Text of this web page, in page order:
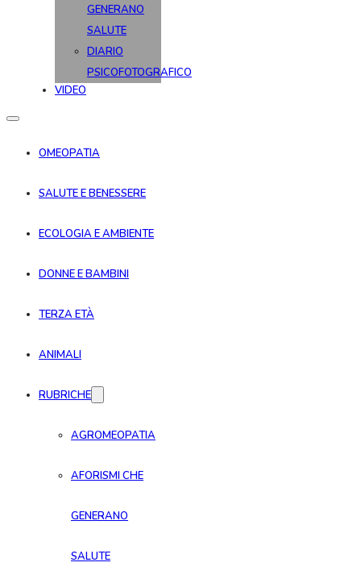
GENERANO
SALUTE
DIARIO
PSICOFOTOGRAFICO
VIDEO
OMEOPATIA
SALUTE E BENESSERE
ECOLOGIA E AMBIENTE
DONNE E BAMBINI
TERZA ETÀ
ANIMALI
RUBRICHE
AGROMEOPATIA
AFORISMI CHE
GENERANO
SALUTE